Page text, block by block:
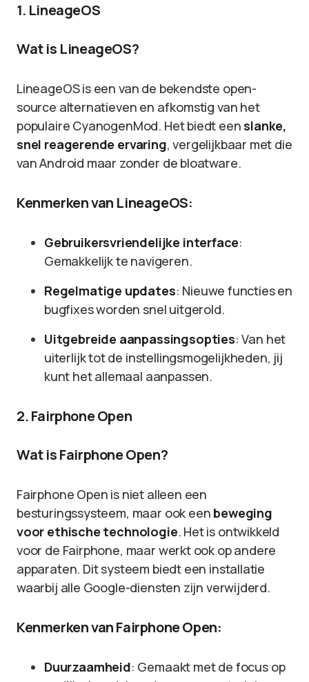
1. LineageOS
Wat is LineageOS?
LineageOS is een van de bekendste open-
source alternatieven en afkomstig van het
populaire CyanogenMod. Het biedt een slanke,
snel reagerende ervaring, vergelijkbaar met die
van Android maar zonder de bloatware.
Kenmerken van LineageOS:
Gebruikersvriendelijke interface:
Gemakkelijk te navigeren.
Regelmatige updates: Nieuwe functies en
bugfixes worden snel uitgerold.
Uitgebreide aanpassingsopties: Van het
uiterlijk tot de instellingsmogelijkheden, jij
kunt het allemaal aanpassen.
2. Fairphone Open
Wat is Fairphone Open?
Fairphone Open is niet alleen een
besturingssysteem, maar ook een beweging
voor ethische technologie. Het is ontwikkeld
voor de Fairphone, maar werkt ook op andere
apparaten. Dit systeem biedt een installatie
waarbij alle Google-diensten zijn verwijderd.
Kenmerken van Fairphone Open:
Duurzaamheid: Gemaakt met de focus op